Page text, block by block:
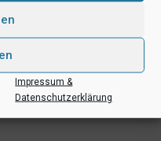
Impressum &
Datenschutzerklärung
den NBA-Stars Franz